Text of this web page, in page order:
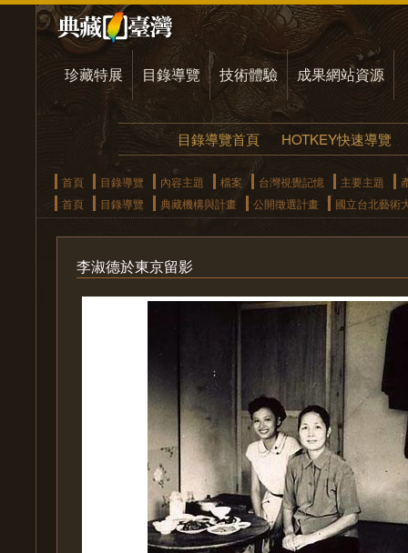
珍藏特展 目錄導覽 技術體驗 成果網站資源
目錄導覽首頁 HOTKEY快速導覽
首頁 目錄導覽 內容主題 檔案 台灣視覺記憶 主要主題
首頁
目錄導覽 典藏機構與計畫 公開徵選計畫 國立台北藝術
李淑德於東京留影